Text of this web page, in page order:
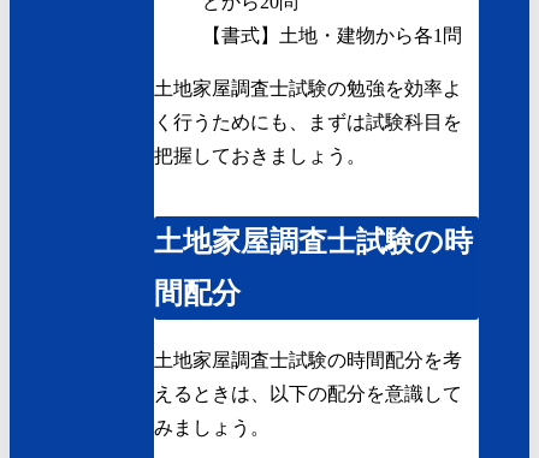
【書式】土地・建物から各1問
土地家屋調査士試験の勉強を効率よ
く行うためにも、まずは試験科目を
把握しておきましょう。
土地家屋調査士試験の時
間配分
土地家屋調査士試験の時間配分を考
えるときは、以下の配分を意識して
みましょう。